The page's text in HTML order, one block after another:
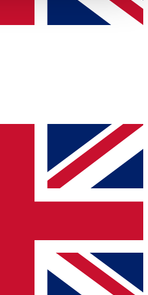
Ihrer Nutzung der Dienste